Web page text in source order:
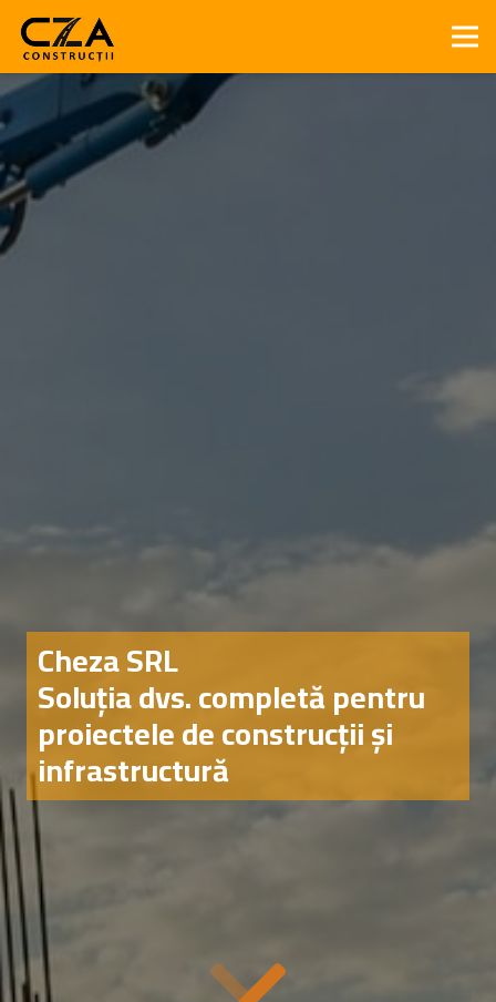
Cheza SRL
Soluția dvs. completă pentru
proiectele de construcții și
infrastructură